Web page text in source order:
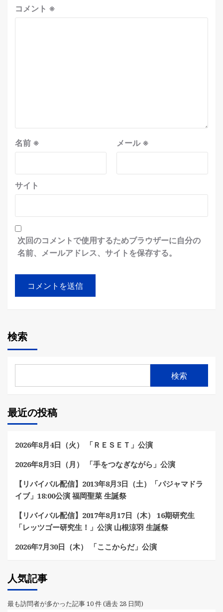
コメント ※
名前 ※ メール※
サイト
次回のコメントで使用するためブラウザーに自分の
名前、メールアドレス、サイトを保存する。
検索
検索
最近の投稿
2026年8月4日（火） 「ＲＥＳＥＴ」公演
2026年8月3日（月） 「手をつなぎながら」公演
【リバイバル配信】2013年8月3日（土）「パジャマドラ
イブ」18:00公演 福岡聖菜 生誕祭
【リバイバル配信】2017年8月17日（木） 16期研究生
「レッツゴー研究生！」公演 山根涼羽 生誕祭
2026年7月30日（木） 「ここからだ」公演
人気記事
最も訪問者が多かった記事 10 件 (過去 28 日間)